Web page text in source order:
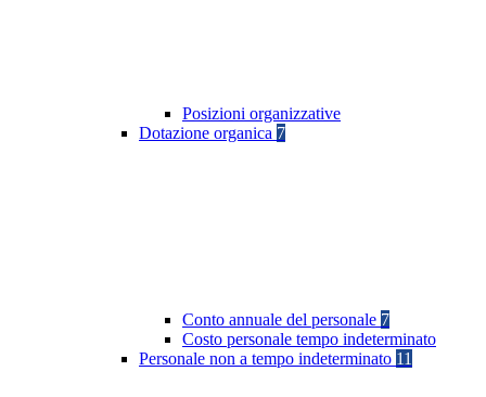
Posizioni organizzative
Dotazione organica 7
Conto annuale del personale 7
Costo personale tempo indeterminato
Personale non a tempo indeterminato 11